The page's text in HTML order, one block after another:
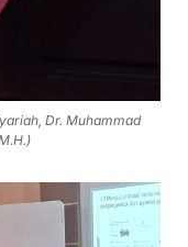
Dr. Muhammad